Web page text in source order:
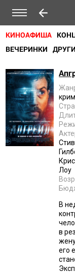
КИНОАФИША
ВЕЧЕРИНКИ
Лоу
В
в
его